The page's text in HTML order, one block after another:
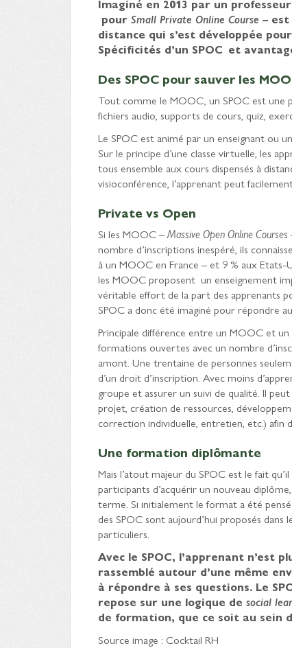
Imaginé en 2013 par un
pour Small Private Online Course –
distance qui s’est développée
Spécificités d’un SPOC et
Des SPOC pour sauver les
Tout comme le MOOC, un SPOC est une
fichiers audio, supports de cours, quiz,
Le SPOC est animé par un enseignant ou
Sur le principe d’une classe virtuelle, les
tous ensemble aux cours dispensés à
visioconférence, l’apprenant peut
Private vs Open
Si les MOOC –Massive Open Online Courses
nombre d’inscriptions inespéré, ils
à un MOOC en France – et 9 % aux Etats-
les MOOC proposent un enseignement
véritable effort de la part des apprenants
SPOC a donc été imaginé pour répondre
Principale différence entre un MOOC et
formations ouvertes avec un nombre
amont. Une trentaine de personnes
d’un droit d’inscription. Avec moins
groupe et assurer un suivi de qualité. Il
projet, création de ressources,
correction individuelle, entretien, etc.) afin
Une formation diplômante
Mais l’atout majeur du SPOC est le fait
participants d’acquérir un nouveau
terme. Si initialement le format a été
des SPOC sont aujourd’hui proposés
particuliers.
Avec le SPOC, l’apprenant n’est
rassemblé autour d’une même
à répondre à ses questions. Le
repose sur une logique de social
de formation, que ce soit au sein
Source image : Cocktail RH